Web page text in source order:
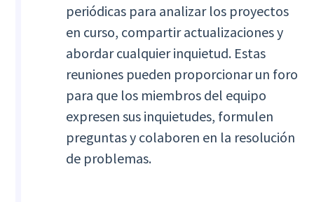
periódicas para analizar los proyectos
en curso, compartir actualizaciones y
abordar cualquier inquietud. Estas
reuniones pueden proporcionar un foro
para que los miembros del equipo
expresen sus inquietudes, formulen
preguntas y colaboren en la resolución
de problemas.